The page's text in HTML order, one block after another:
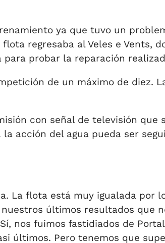
ya que tuvo un
regresaba al Veles e Vents,
probar la reparación
de un máximo de diez.
con señal de televisión que
acción del agua pueda ser
La flota está muy igualada por
últimos resultados que
nos fuimos fastidiados de
últimos. Pero tenemos que